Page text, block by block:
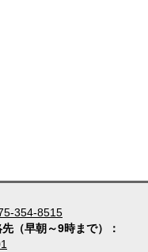
354-8515
（早朝～9時まで）